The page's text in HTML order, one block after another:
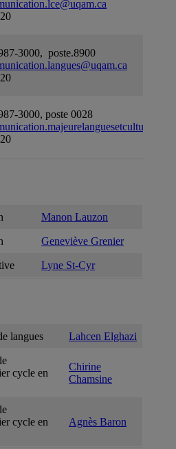
3000, poste.8900
3000, poste 0028
Manon Lauzon
Geneviève Grenier
Lyne St-Cyr
langues Lahcen Elghazi
cycle en
Chirine
Chamsine
cycle en
Agnès Baron